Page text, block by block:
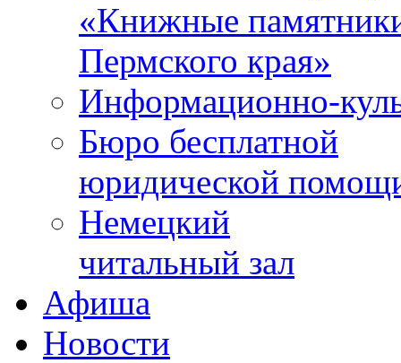
«Книжные
Пермского края»
Информационно-
Бюро бесплатной
юридической
Немецкий
читальный зал
Афиша
Новости